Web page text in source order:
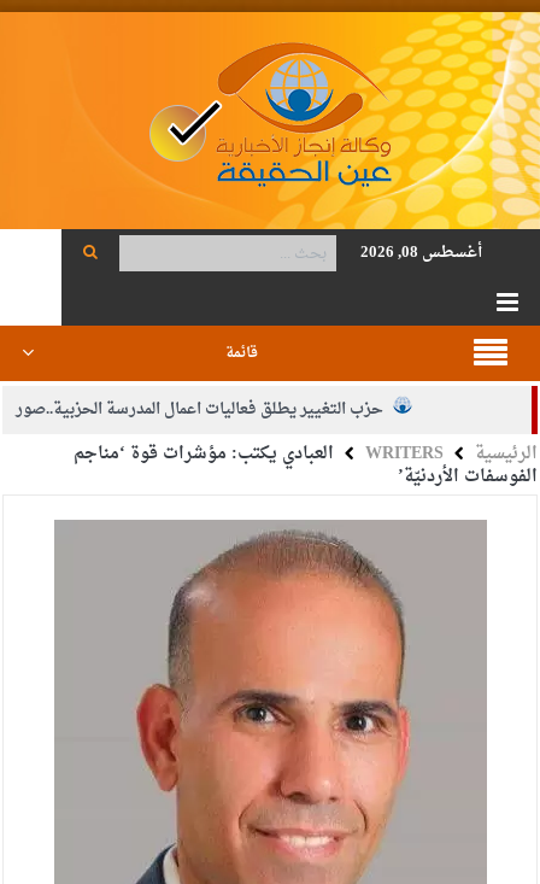
أغسطس 08, 2026
قائمة
حزب التغيير يطلق فعاليات اعمال المدرسة الحزبية..صور
الجيش يفتح باب التجنيد لحملة البكالوريوس في الحقوق والقانون
الإسلامية والمسيحية
الأمن يتلف 16 مليون حبة كبتاجون و1480 كغم مواد مخدرة
النواب يقر مشروع تعديل قانون الملكية العقارية
القاضي يلتقي رؤساء تحرير الصحف اليومية ويؤكد حرص مجلس
النواب على شراكة فاعلة مع الإعلام
دعوة المكلفين بخدمة العلم (الدفعة الثالثة) إلى مراجعة منصة خدمة
العلم
الملك يلتقي مجموعة من رفاق السلاح
الرئيسية WRITERS العبادي يكتب: مؤشرات قوة ‘مناجم
الفوسفات الأردنيّة’